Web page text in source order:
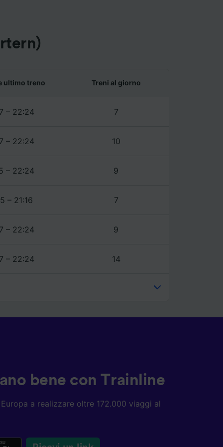
ultimo treno Treni al giorno
– 22:24 7
– 22:24 10
– 22:24 9
– 21:16 7
– 22:24 9
– 22:24 14
bene con Trainline
a realizzare oltre 172.000 viaggi al